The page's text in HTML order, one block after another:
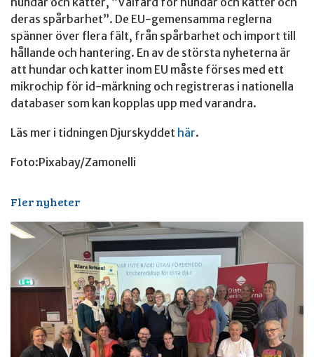
deras spårbarhet”. De EU-gemensamma reglerna
spänner över flera fält, från spårbarhet och import till
hållande och hantering. En av de största nyheterna är
att hundar och katter inom EU måste förses med ett
mikrochip för id-märkning och registreras i nationella
databaser som kan kopplas upp med varandra.
Läs mer i tidningen Djurskyddet här.
Foto:Pixabay/Zamonelli
Fler nyheter